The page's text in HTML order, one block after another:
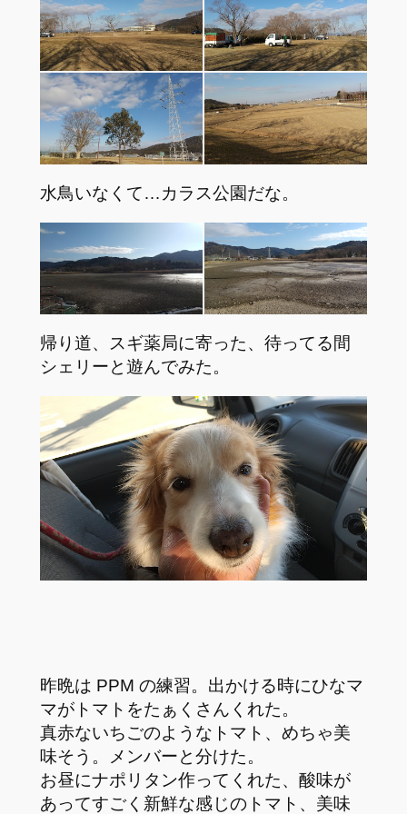
水鳥いなくて…カラス公園だな。
帰り道、スギ薬局に寄った、待ってる間
シェリーと遊んでみた。
昨晩は PPM の練習。出かける時にひなマ
マがトマトをたぁくさんくれた。
真赤ないちごのようなトマト、めちゃ美
味そう。メンバーと分けた。
お昼にナポリタン作ってくれた、酸味が
あってすごく新鮮な感じのトマト、美味